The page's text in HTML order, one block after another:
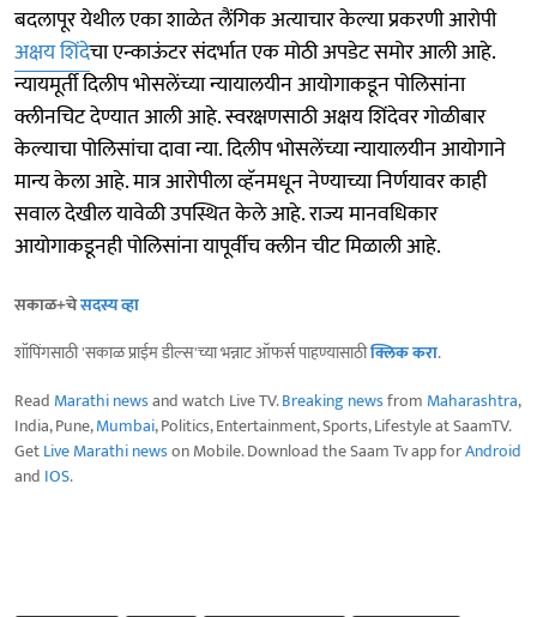
बदलापूर येथील एका शाळेत लैंगिक अत्याचार केल्या प्रकरणी आरोपी
अक्षय शिंदेचा एन्काऊंटर संदर्भात एक मोठी अपडेट समोर आली आहे.
न्यायमूर्ती दिलीप भोसलेंच्या न्यायालयीन आयोगाकडून पोलिसांना
क्लीनचिट देण्यात आली आहे. स्वरक्षणसाठी अक्षय शिंदेवर गोळीबार
केल्याचा पोलिसांचा दावा न्या. दिलीप भोसलेंच्या न्यायालयीन आयोगाने
मान्य केला आहे. मात्र आरोपीला व्हॅनमधून नेण्याच्या निर्णयावर काही
सवाल देखील यावेळी उपस्थित केले आहे. राज्य मानवधिकार
आयोगाकडूनही पोलिसांना यापूर्वीच क्लीन चीट मिळाली आहे.
सकाळ+चेसदस्य व्हा
शॉपिंगसाठी 'सकाळ प्राईम डील्स'च्या भन्नाट ऑफर्स पाहण्यासाठीक्लिक करा.
Read Marathi newsand watch Live TV.Breaking newsfrom Maharashtra,
India, Pune,Mumbai, Politics, Entertainment, Sports, Lifestyle at SaamTV.
GetLive Marathi newson Mobile. Download the Saam Tv app forAndroid
and IOS.